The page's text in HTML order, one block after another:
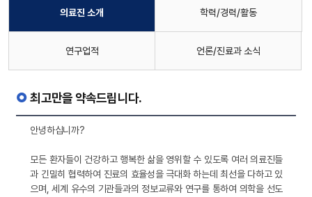
의료진 소개 학력/경력/활동
연구업적 언론/진료과 소식
최고만을 약속드립니다.
안녕하십니까?
모든 환자들이 건강하고 행복한 삶을 영위할 수 있도록 여러 의료진들
과 긴밀히 협력하여 진료의 효율성을 극대화 하는데 최선을 다하고 있
으며, 세계 유수의 기관들과의 정보교류와 연구를 통하여 의학을 선도